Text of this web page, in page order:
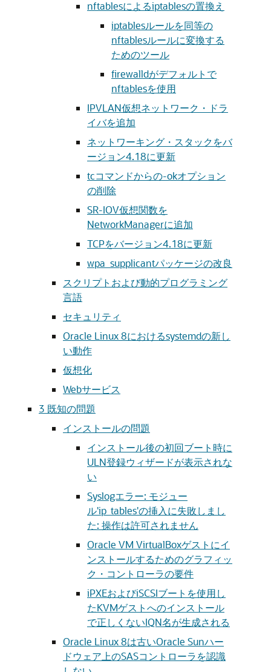
nftablesによるiptablesの置換え
iptablesルールを同等の
nftablesルールに変換する
ためのツール
firewalldがデフォルトで
nftablesを使用
IPVLAN仮想ネットワーク・ドラ
イバを追加
ネットワーキング・スタックをバ
ージョン4.18に更新
tcコマンドからの-okオプション
の削除
SR-IOV仮想関数を
NetworkManagerに追加
TCPをバージョン4.18に更新
wpa_supplicantパッケージの改良
スクリプトおよび動的プログラミング
言語
セキュリティ
Oracle Linux 8におけるsystemdの新し
い動作
仮想化
Webサービス
3 既知の問題
インストールの問題
インストール後の初回ブート時に
ULN登録ウィザードが表示されな
い
Syslogエラー: モジュー
ル'ip_tables'の挿入に失敗しまし
た: 操作は許可されません
Oracle VM VirtualBoxゲストにイ
ンストールするためのグラフィッ
ク・コントローラの要件
iPXEおよびiSCSIブートを使用し
たKVMゲストへのインストール
で正しくないIQN名が生成される
Oracle Linux 8は古いOracle Sunハー
ドウェア上のSASコントローラを認識